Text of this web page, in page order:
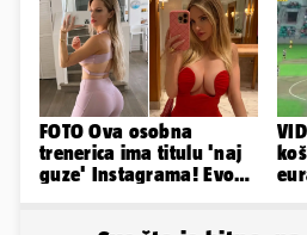
FOTO Ova osobna
trenerica ima titulu 'naj
guze' Instagrama! Evo